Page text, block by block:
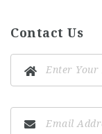
Contact Us